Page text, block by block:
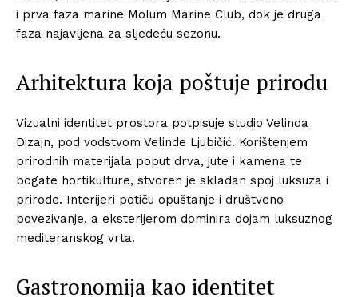
i prva faza marine Molum Marine Club, dok je druga
faza najavljena za sljedeću sezonu.
Arhitektura koja poštuje prirodu
Vizualni identitet prostora potpisuje studio Velinda
Dizajn, pod vodstvom Velinde Ljubičić. Korištenjem
prirodnih materijala poput drva, jute i kamena te
bogate hortikulture, stvoren je skladan spoj luksuza i
prirode. Interijeri potiču opuštanje i društveno
povezivanje, a eksterijerom dominira dojam luksuznog
mediteranskog vrta.
Gastronomija kao identitet